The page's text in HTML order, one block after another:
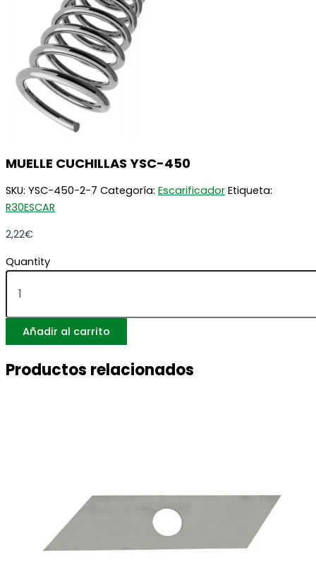
MUELLE CUCHILLAS YSC-450
SKU: YSC-450-2-7 Categoría: Escarificador Etiqueta:
R30ESCAR
2,22€
Quantity
Añadir al carrito
Productos relacionados